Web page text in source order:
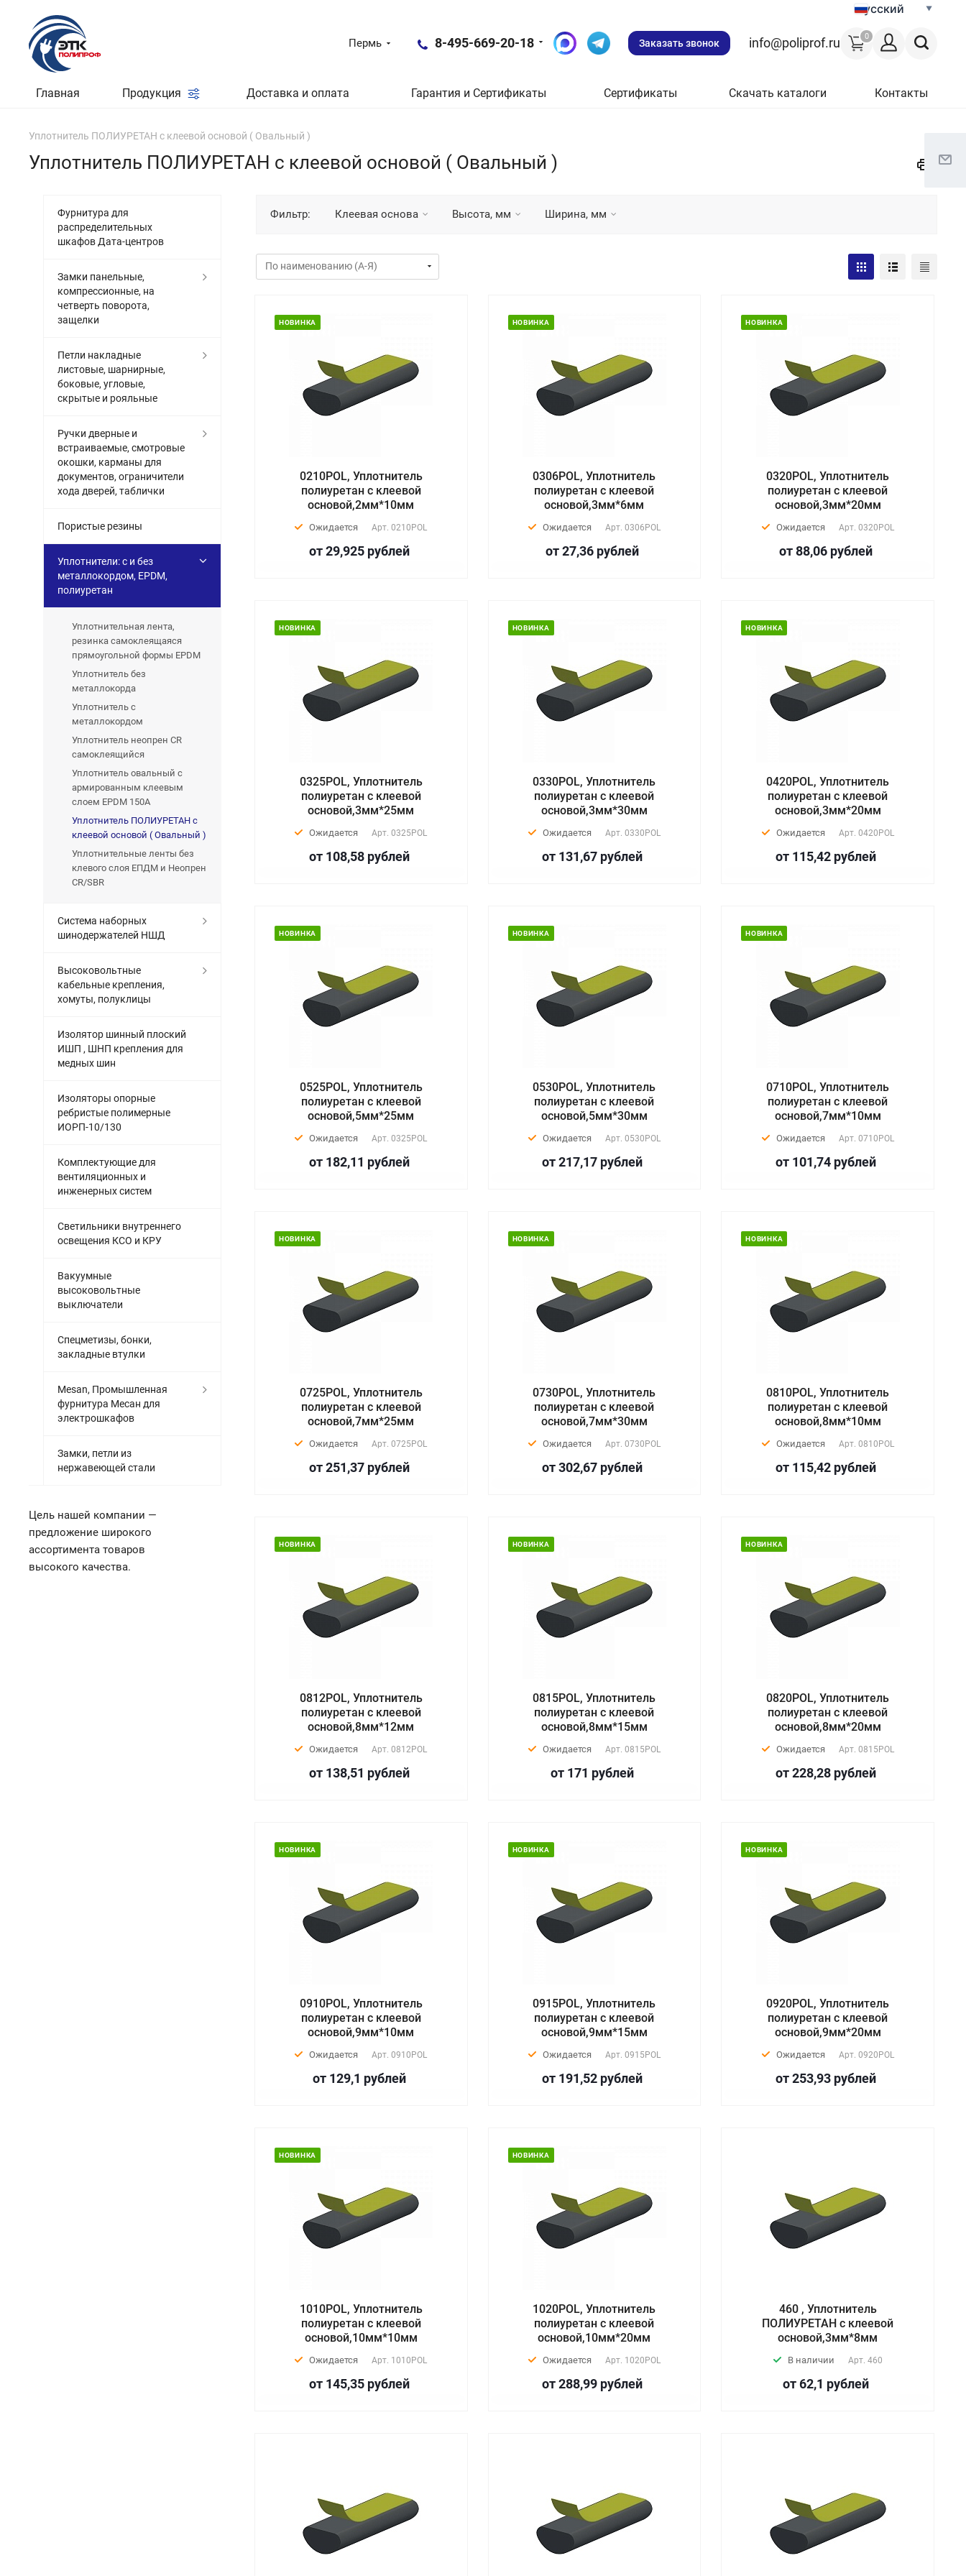
Русский
0
Пермь 8-495-669-20-18 Заказать звонок info@poliprof.ru
Главная Продукция Доставка и оплата Гарантия и Сертификаты Сертификаты Скачать каталоги Контакты
Уплотнитель ПОЛИУРЕТАН с клеевой основой ( Овальный )
Уплотнитель ПОЛИУРЕТАН с клеевой основой ( Овальный )
Фильтр: Клеевая основа Высота, мм Ширина, мм
НОВИНКА
0210POL, Уплотнитель
полиуретан с клеевой
основой,2мм*10мм
Ожидается Арт.0210POL
от 29,925 рублей
НОВИНКА
0306POL, Уплотнитель
полиуретан с клеевой
основой,3мм*6мм
Ожидается Арт. 0306POL
от 27,36 рублей
НОВИНКА
0320POL, Уплотнитель
полиуретан с клеевой
основой,3мм*20мм
Ожидается Арт. 0320POL
от 88,06 рублей
НОВИНКА
0325POL, Уплотнитель
полиуретан с клеевой
основой,3мм*25мм
Ожидается Арт.0325POL
от 108,58 рублей
НОВИНКА
0330POL, Уплотнитель
полиуретан с клеевой
основой,3мм*30мм
Ожидается Арт. 0330POL
от 131,67 рублей
НОВИНКА
0420POL, Уплотнитель
полиуретан с клеевой
основой,3мм*20мм
Ожидается Арт. 0420POL
от 115,42 рублей
НОВИНКА
0525POL, Уплотнитель
полиуретан с клеевой
основой,5мм*25мм
Ожидается Арт.0325POL
от 182,11 рублей
НОВИНКА
0530POL, Уплотнитель
полиуретан с клеевой
основой,5мм*30мм
Ожидается Арт. 0530POL
от 217,17 рублей
НОВИНКА
0710POL, Уплотнитель
полиуретан с клеевой
основой,7мм*10мм
Ожидается Арт. 0710POL
от 101,74 рублей
НОВИНКА
0725POL, Уплотнитель
полиуретан с клеевой
основой,7мм*25мм
Ожидается Арт.0725POL
от 251,37 рублей
НОВИНКА
0730POL, Уплотнитель
полиуретан с клеевой
основой,7мм*30мм
Ожидается Арт. 0730POL
от 302,67 рублей
НОВИНКА
0810POL, Уплотнитель
полиуретан с клеевой
основой,8мм*10мм
Ожидается Арт. 0810POL
от 115,42 рублей
НОВИНКА
0812POL, Уплотнитель
полиуретан с клеевой
основой,8мм*12мм
Ожидается Арт.0812POL
от 138,51 рублей
НОВИНКА
0815POL, Уплотнитель
полиуретан с клеевой
основой,8мм*15мм
Ожидается Арт. 0815POL
от 171 рублей
НОВИНКА
0820POL, Уплотнитель
полиуретан с клеевой
основой,8мм*20мм
Ожидается Арт. 0815POL
от 228,28 рублей
НОВИНКА
0910POL, Уплотнитель
полиуретан с клеевой
основой,9мм*10мм
Ожидается Арт.0910POL
от 129,1 рублей
НОВИНКА
0915POL, Уплотнитель
полиуретан с клеевой
основой,9мм*15мм
Ожидается Арт. 0915POL
от 191,52 рублей
НОВИНКА
0920POL, Уплотнитель
полиуретан с клеевой
основой,9мм*20мм
Ожидается Арт. 0920POL
от 253,93 рублей
НОВИНКА
1010POL, Уплотнитель
полиуретан с клеевой
основой,10мм*10мм
Ожидается Арт. 1010POL
от 145,35 рублей
НОВИНКА
1020POL, Уплотнитель
полиуретан с клеевой
основой,10мм*20мм
Ожидается Арт. 1020POL
от 288,99 рублей
460 , Уплотнитель
ПОЛИУРЕТАН с клеевой
основой,3мм*8мм
В наличии Арт. 460
от 62,1 рублей
Фурнитура для
распределительных
шкафов Дата-центров
Замки панельные,
компрессионные, на
четверть поворота,
защелки
Петли накладные
листовые, шарнирные,
боковые, угловые,
скрытые и рояльные
Ручки дверные и
встраиваемые, смотровые
окошки, карманы для
документов, ограничители
хода дверей, таблички
Пористые резины
Уплотнители: с и без
металлокордом, EPDM,
полиуретан
Уплотнительная лента,
резинка самоклеящаяся
прямоугольной формы EPDM
Уплотнитель без
металлокорда
Уплотнитель с
металлокордом
Уплотнитель неопрен CR
самоклеящийся
Уплотнитель овальный с
армированным клеевым
слоем EPDM 150A
Уплотнитель ПОЛИУРЕТАН с
клеевой основой ( Овальный )
Уплотнительные ленты без
клевого слоя ЕПДМ и Неопрен
CR/SBR
Система наборных
шинодержателей НШД
Высоковольтные
кабельные крепления,
хомуты, полуклицы
Изолятор шинный плоский
ИШП , ШНП крепления для
медных шин
Изоляторы опорные
ребристые полимерные
ИОРП-10/130
Комплектующие для
вентиляционных и
инженерных систем
Светильники внутреннего
освещения КСО и КРУ
Вакуумные
высоковольтные
выключатели
Спецметизы, бонки,
закладные втулки
Mesan, Промышленная
фурнитура Месан для
электрошкафов
Замки, петли из
нержавеющей стали
Цель нашей компании —
предложение широкого
ассортимента товаров
высокого качества.